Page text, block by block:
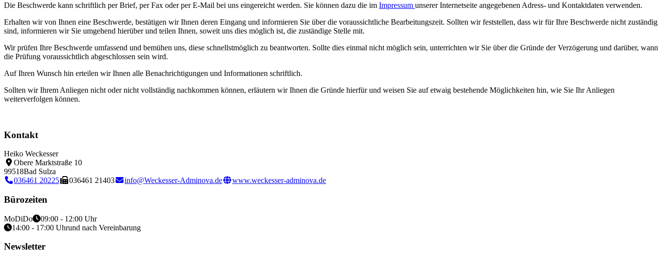
Die Beschwerde kann schriftlich per Brief, per Fax oder per E-Mail bei uns eingereicht werden. Sie können dazu die im Impressum unserer Internetseite angegebenen Adress- und Kontaktdaten verwenden.
Erhalten wir von Ihnen eine Beschwerde, bestätigen wir Ihnen deren Eingang und informieren Sie über die voraussichtliche Bearbeitungszeit. Sollten wir feststellen, dass wir für Ihre Beschwerde nicht zuständig
sind, informieren wir Sie umgehend hierüber und teilen Ihnen, soweit uns dies möglich ist, die zuständige Stelle mit.
Wir prüfen Ihre Beschwerde umfassend und bemühen uns, diese schnellstmöglich zu beantworten. Sollte dies einmal nicht möglich sein, unterrichten wir Sie über die Gründe der Verzögerung und darüber, wann
die Prüfung voraussichtlich abgeschlossen sein wird.
Auf Ihren Wunsch hin erteilen wir Ihnen alle Benachrichtigungen und Informationen schriftlich.
Sollten wir Ihrem Anliegen nicht oder nicht vollständig nachkommen können, erläutern wir Ihnen die Gründe hierfür und weisen Sie auf etwaig bestehende Möglichkeiten hin, wie Sie Ihr Anliegen
weiterverfolgen können.
Kontakt
Heiko Weckesser
Obere Marktstraße 10
99518Bad Sulza
036461 20225
036461 21403 info@Weckesser-Adminova.de www.weckesser-adminova.de
Bürozeiten
MoDiDo
09:00 - 12:00 Uhr
14:00 - 17:00 Uhrund nach Vereinbarung
Newsletter